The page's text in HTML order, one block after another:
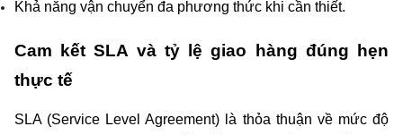
Khả năng vận chuyển đa phương thức khi cần thiết.
Cam kết SLA và tỷ lệ giao hàng đúng hẹn
thực tế
SLA (Service Level Agreement) là thỏa thuận về mức độ